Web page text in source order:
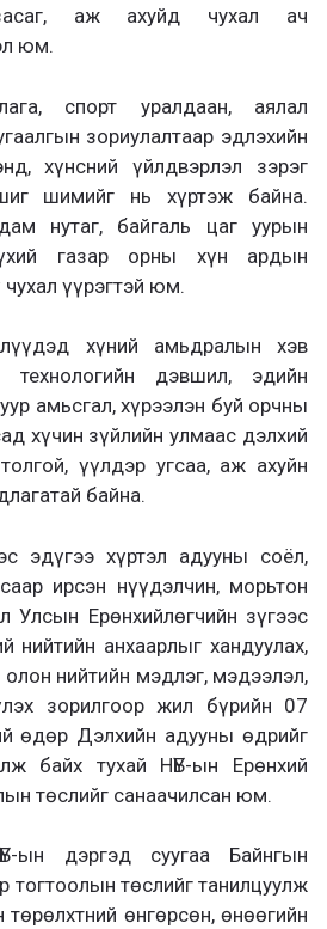
аж ахуйд чухал ач
юм.
спорт уралдаан, аялал
зориулалтаар эдлэхийн
хүнсний үйлдвэрлэл зэрэг
шимийг нь хүртэж байна.
нутаг, байгаль цаг уурын
газар орны хүн ардын
үүрэгтэй юм.
хүний амьдралын хэв
технологийн дэвшил, эдийн
амьсгал, хүрээлэн буй орчны
хүчин зүйлийн улмаас дэлхий
үүлдэр угсаа, аж ахуйн
байна.
эдүгээ хүртэл адууны соёл,
ирсэн нүүдэлчин, морьтон
Улсын Ерөнхийлөгчийн зүгээс
нийтийн анхаарлыг хандуулах,
нийтийн мэдлэг, мэдээлэл,
зорилгоор жил бүрийн 07
өдөр Дэлхийн адууны өдрийг
байх тухай НҮБ-ын Ерөнхий
төслийг санаачилсан юм.
ын дэргэд суугаа Байнгын
тогтоолын төслийг танилцуулж
төрөлхтний өнгөрсөн, өнөөгийн